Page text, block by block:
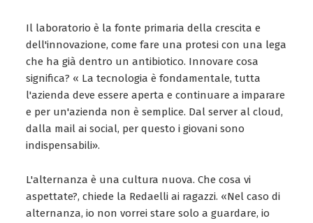
Il laboratorio è la fonte primaria della crescita e
dell'innovazione, come fare una protesi con una lega
che ha già dentro un antibiotico. Innovare cosa
significa? « La tecnologia è fondamentale, tutta
l'azienda deve essere aperta e continuare a imparare
e per un'azienda non è semplice. Dal server al cloud,
dalla mail ai social, per questo i giovani sono
indispensabili».
L'alternanza è una cultura nuova. Che cosa vi
aspettate?, chiede la Redaelli ai ragazzi. «Nel caso di
alternanza, io non vorrei stare solo a guardare, io